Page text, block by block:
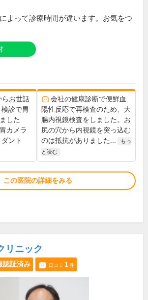
よって診療時間が違います。お気をつ
らお世話
診で胃
した
カメラ
ント
会社の健康診断で便鮮血
陽性反応で再検査のため、大
腸内視鏡検査をしました。お
尻の穴から内視鏡を突っ込む
のは抵抗がありました...
もっ
と読む
この医院の詳細をみる
リニック
認証済み 口コミ 1件